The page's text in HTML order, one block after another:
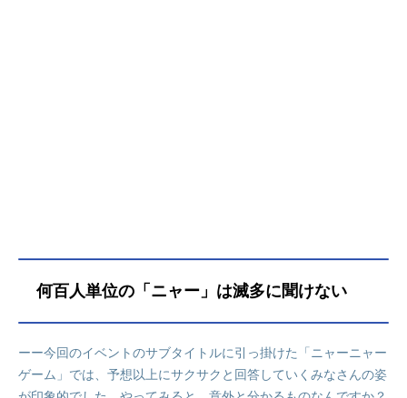
何百人単位の「ニャー」は滅多に聞けない
ーー今回のイベントのサブタイトルに引っ掛けた「ニャーニャー
ゲーム」では、予想以上にサクサクと回答していくみなさんの姿